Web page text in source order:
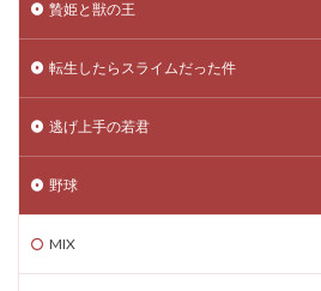
贄姫と獣の王
転生したらスライムだった件
逃げ上手の若君
野球
MIX